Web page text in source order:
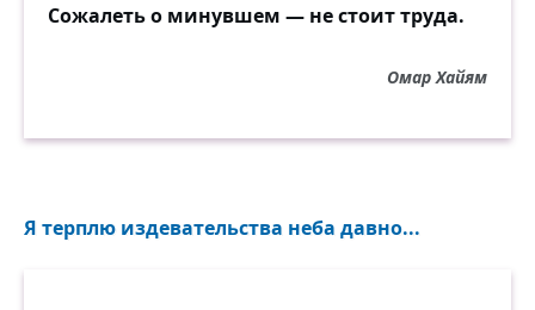
Сожалеть о минувшем — не стоит труда.
Омар Хайям
Я терплю издевательства неба давно...